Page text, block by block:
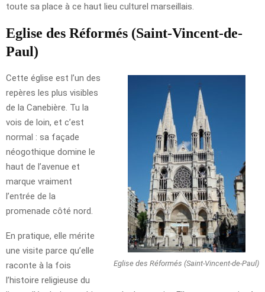
toute sa place à ce haut lieu culturel marseillais.
Eglise des Réformés (Saint-Vincent-de-
Paul)
Eglise des Réformés (Saint-Vincent-de-Paul)
Cette église est l’un des
repères les plus visibles
de la Canebière. Tu la
vois de loin, et c’est
normal : sa façade
néogothique domine le
haut de l’avenue et
marque vraiment
l’entrée de la
promenade côté nord.
En pratique, elle mérite
une visite parce qu’elle
raconte à la fois
l’histoire religieuse du